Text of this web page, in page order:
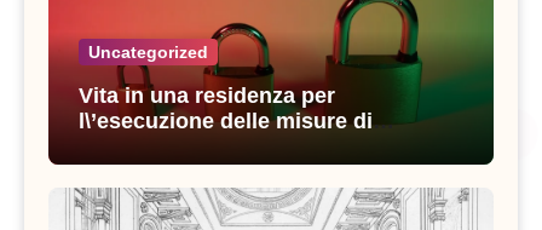
Uncategorized
Vita in una residenza per
l\’esecuzione delle misure di